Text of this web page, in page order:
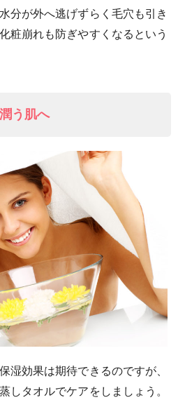
分が外へ逃げずらく毛穴も引き
粧崩れも防ぎやすくなるという
う肌へ
湿効果は期待できるのですが、
しタオルでケアをしましょう。